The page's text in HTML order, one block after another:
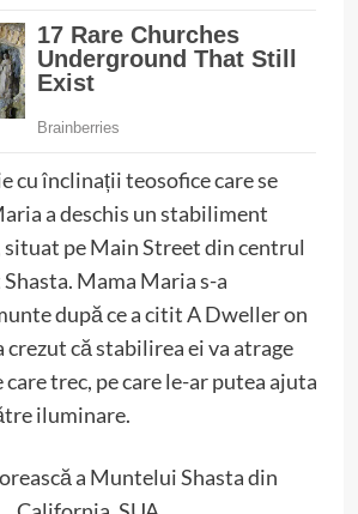
cu înclinații teosofice care se
a deschis un stabiliment
situat pe Main Street din centrul
Mama Maria s-a
după ce a citit A Dweller on
crezut că stabilirea ei va atrage
trec, pe care le-ar putea ajuta
iluminare.
a Muntelui Shasta din